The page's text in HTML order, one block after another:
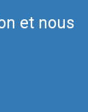
et nous